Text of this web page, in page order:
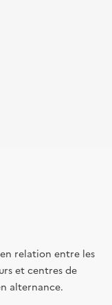
relation entre les
et centres de
alternance.